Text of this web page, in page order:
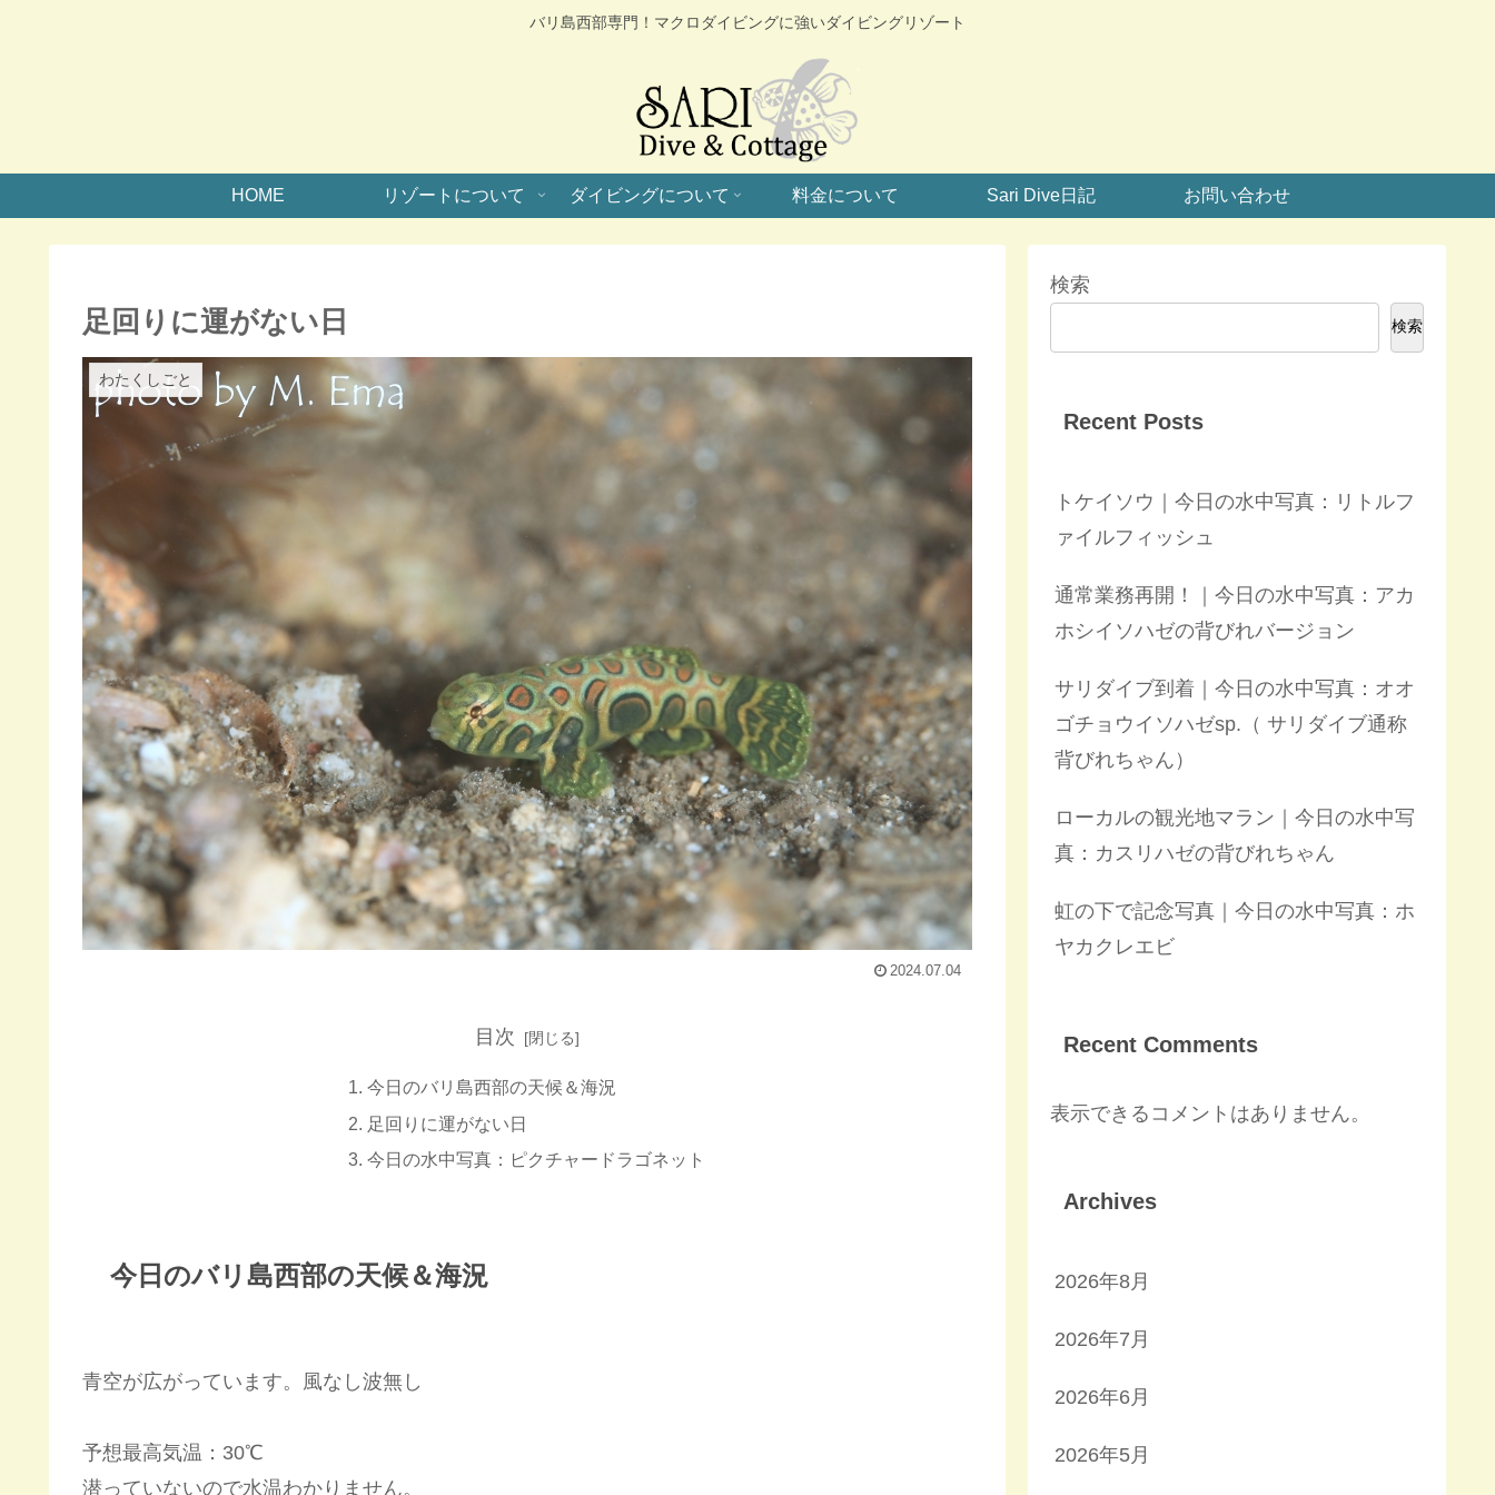
バリ島西部専門！マクロダイビングに強いダイビングリゾート
HOME リゾートについて ダイビングについて 料金について Sari Dive日記 お問い合わせ
足回りに運がない日
わたくしごと
2024.07.04
目次
今日のバリ島西部の天候＆海況
足回りに運がない日
今日の水中写真：ピクチャードラゴネット
今日のバリ島西部の天候＆海況
青空が広がっています。風なし波無し
予想最高気温：30℃
潜っていないので水温わかりません。
検索
検索
Recent Posts
トケイソウ｜今日の水中写真：リトルフ
ァイルフィッシュ
通常業務再開！｜今日の水中写真：アカ
ホシイソハゼの背びれバージョン
サリダイブ到着｜今日の水中写真：オオ
ゴチョウイソハゼsp.（ サリダイブ通称
背びれちゃん）
ローカルの観光地マラン｜今日の水中写
真：カスリハゼの背びれちゃん
虹の下で記念写真｜今日の水中写真：ホ
ヤカクレエビ
Recent Comments
表示できるコメントはありません。
Archives
2026年8月
2026年7月
2026年6月
2026年5月